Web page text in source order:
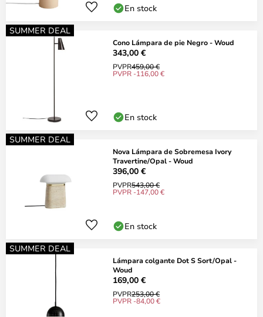
En stock
SUMMER DEAL
Cono Lámpara de pie Negro - Woud
343,00 €
PVPR459,00 €
PVPR -116,00 €
En stock
SUMMER DEAL
Nova Lámpara de Sobremesa Ivory
Travertine/Opal - Woud
396,00 €
PVPR543,00 €
PVPR -147,00 €
En stock
SUMMER DEAL
Lámpara colgante Dot S Sort/Opal -
Woud
169,00 €
PVPR253,00 €
PVPR -84,00 €